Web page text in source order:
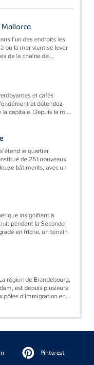
Mallorca
l’un des endroits les
où la mer vient se lover
de la chaîne de...
et cafés
et détendez-
capitale. Depuis la mi...
le quartier
de 251 nouveaux
bâtiments, avec un
insignifiant à
pendant la Seconde
en friche, un terrain
région de Brandebourg,
est depuis plusieurs
pôles d’immigration en...
Pinterest